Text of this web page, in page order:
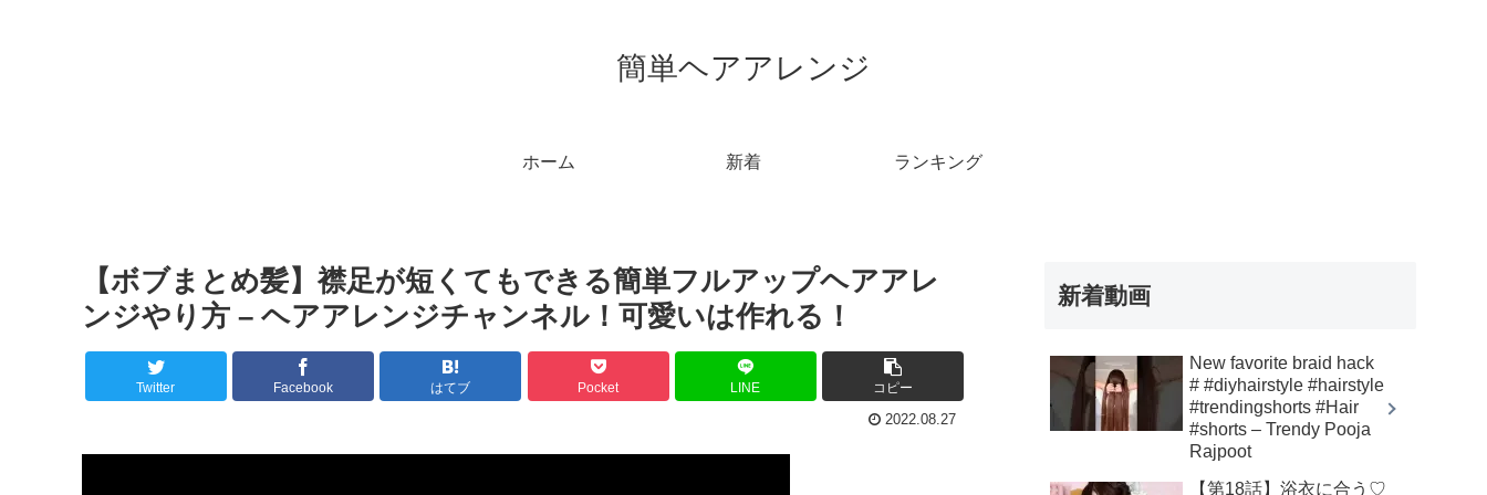
簡単ヘアアレンジ
ホーム 新着 ランキング
【ボブまとめ髪】襟足が短くてもできる簡単フルアップヘアアレ
ンジやり方 – ヘアアレンジチャンネル！可愛いは作れる！
Twitter Facebook はてブ Pocket LINE コピー
2022.08.27
新着動画
New favorite braid hack
# #diyhairstyle #hairstyle
#trendingshorts #Hair
#shorts – Trendy Pooja
Rajpoot
【第18話】浴衣に合う♡